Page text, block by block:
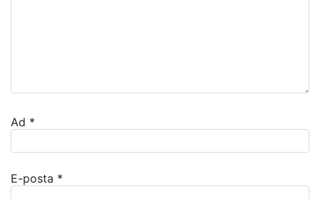
Ad *
E-posta *